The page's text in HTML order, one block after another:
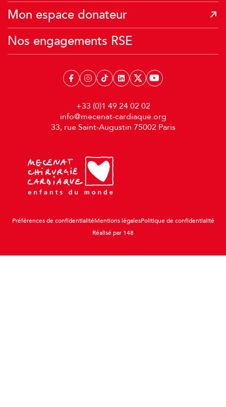
Mon espace donateur
Nos engagements RSE
+33 (0)1 49 24 02 02
info@mecenat-cardiaque.org
33, rue Saint-Augustin 75002 Paris
Préférences de confidentialitéMentions légalesPolitique de confidentialité
Réalisé par 148